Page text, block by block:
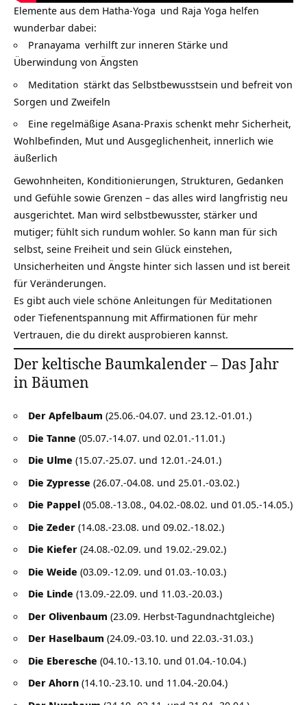
Elemente aus dem Hatha-Yoga und Raja Yoga helfen
wunderbar dabei:
Pranayama verhilft zur inneren Stärke und
Überwindung von Ängsten
Meditation stärkt das Selbstbewusstsein und befreit von
Sorgen und Zweifeln
Eine regelmäßige Asana-Praxis schenkt mehr Sicherheit,
Wohlbefinden, Mut und Ausgeglichenheit, innerlich wie
äußerlich
Gewohnheiten, Konditionierungen, Strukturen, Gedanken
und Gefühle sowie Grenzen – das alles wird langfristig neu
ausgerichtet. Man wird selbstbewusster, stärker und
mutiger; fühlt sich rundum wohler. So kann man für sich
selbst, seine Freiheit und sein Glück einstehen,
Unsicherheiten und Ängste hinter sich lassen und ist bereit
für Veränderungen.
Es gibt auch viele schöne Anleitungen für Meditationen
oder Tiefenentspannung mit Affirmationen für mehr
Vertrauen, die du direkt ausprobieren kannst.
Der keltische Baumkalender – Das Jahr
in Bäumen
Der Apfelbaum (25.06.-04.07. und 23.12.-01.01.)
Die Tanne (05.07.-14.07. und 02.01.-11.01.)
Die Ulme (15.07.-25.07. und 12.01.-24.01.)
Die Zypresse (26.07.-04.08. und 25.01.-03.02.)
Die Pappel (05.08.-13.08., 04.02.-08.02. und 01.05.-14.05.)
Die Zeder (14.08.-23.08. und 09.02.-18.02.)
Die Kiefer (24.08.-02.09. und 19.02.-29.02.)
Die Weide (03.09.-12.09. und 01.03.-10.03.)
Die Linde (13.09.-22.09. und 11.03.-20.03.)
Der Olivenbaum (23.09. Herbst-Tagundnachtgleiche)
Der Haselbaum (24.09.-03.10. und 22.03.-31.03.)
Die Eberesche (04.10.-13.10. und 01.04.-10.04.)
Der Ahorn (14.10.-23.10. und 11.04.-20.04.)